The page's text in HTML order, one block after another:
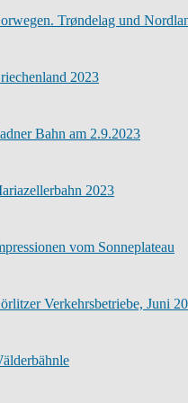
Trøndelag und
2023
Bahn am 2.9.2023
2023
vom Sonneplateau
Verkehrsbetriebe, Juni